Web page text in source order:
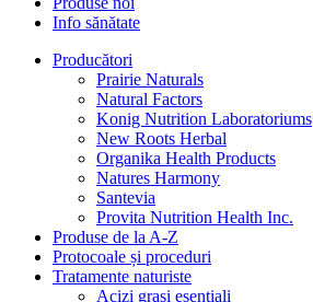
Info sănătate
Producători
Prairie Naturals
Natural Factors
Konig Nutrition Laboratoriums
New Roots Herbal
Organika Health Products
Natures Harmony
Santevia
Provita Nutrition Health Inc.
Produse de la A-Z
Protocoale și proceduri
Tratamente naturiste
Acizi grași esențiali